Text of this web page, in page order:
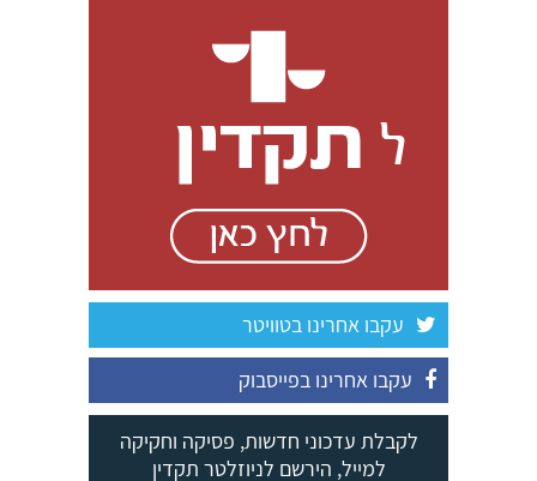
עקבו אחרינו בטוויטר
עקבו אחרינו בפייסבוק
לקבלת עדכוני חדשות, פסיקה וחקיקה
למייל, הירשם לניוזלטר תקדין